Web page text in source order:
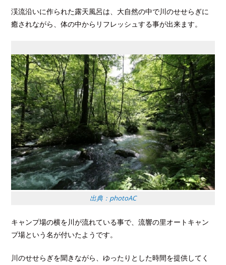
渓流沿いに作られた露天風呂は、大自然の中で川のせせらぎに
癒されながら、体の中からリフレッシュする事が出来ます。
出典：photoAC
キャンプ場の横を川が流れている事で、流響の里オートキャン
プ場という名が付いたようです。
川のせせらぎを聞きながら、ゆったりとした時間を提供してく